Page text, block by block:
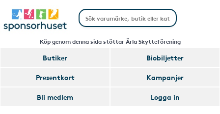
Köp genom denna sida stöttar Ärla Skytteförening
Butiker
Biobiljetter
Presentkort
Kampanjer
Bli medlem
Logga in